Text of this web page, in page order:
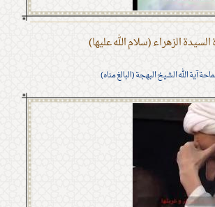
الزهراء (سلام الله عليها)
الله الشيخ البهجة (البالغ مناه)